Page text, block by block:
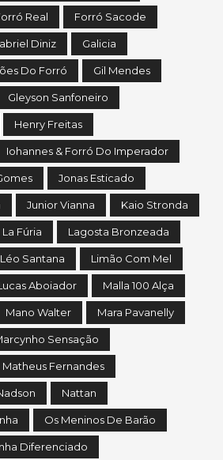
Real Forró Sacode
Diniz Galicia
Do Forró Gil Mendes
Gleyson Sanfoneiro
Henry Freitas
Iohannes & Forró Do Imperador
Jonas Esticado
Junior Vianna Kaio Stronda
La Fúria Lagosta Bronzeada
Léo Santana Limão Com Mel
Aboiador Malla 100 Alça
Mano Walter Mara Pavanelly
Sensação
Matheus Fernandes
Nattan
Os Meninos De Barão
Diferenciado